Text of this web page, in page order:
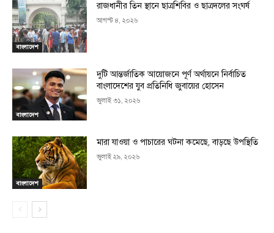
বাংলাদেশ
রাজধানীর তিন স্থানে ছাত্রশিবির ও ছাত্রদলের সংঘর্ষ
আগস্ট ৪, ২০২৬
বাংলাদেশ
দুটি আন্তর্জাতিক আয়োজনে পূর্ণ অর্থায়নে নির্বাচিত
বাংলাদেশের যুব প্রতিনিধি জুবায়ের হোসেন
জুলাই ৩১, ২০২৬
বাংলাদেশ
মারা যাওয়া ও পাচারের ঘটনা কমেছে, বাড়ছে উপস্থিতি
জুলাই ২৯, ২০২৬